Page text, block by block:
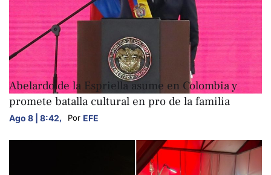
ARTE Y CULTURA
Abelardo de la Espriella asume en Colombia y
promete batalla cultural en pro de la familia
Ago 8 | 8:42, Por EFE